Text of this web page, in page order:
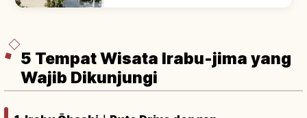
5 Tempat Wisata Irabu-jima yang
Wajib Dikunjungi